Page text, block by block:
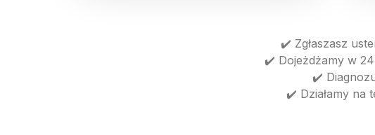
✔️ Zgłaszasz
✔️ Dojeżdżamy w
✔️
✔️ Działamy na